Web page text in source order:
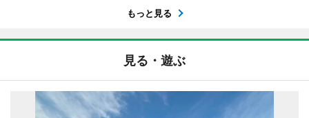
もっと見る
見る・遊ぶ